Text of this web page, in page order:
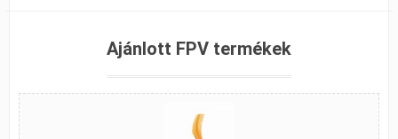
Ajánlott FPV termékek